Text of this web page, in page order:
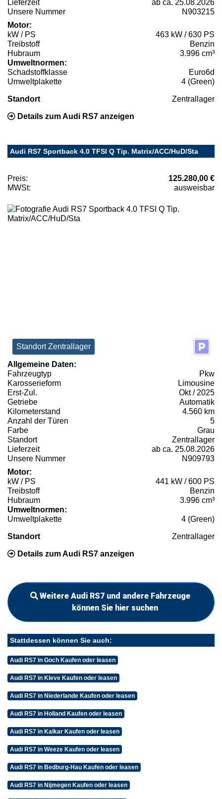
Lieferzeit
ab ca. 25.08.2026
Unsere Nummer
N903215
Motor:
kW / PS
463 kW / 630 PS
Treibstoff
Benzin
Hubraum
3.996 cm³
Umweltnormen:
Schadstoffklasse
Euro6d
Umweltplakette
4 (Green)
Standort Zentrallager
Details zum Audi RS7 anzeigen
Audi RS7 Sportback 4.0 TFSI Q Tip. Matrix/ACC/HuD/Sta
Preis:
125.280,00 €
MWSt:
ausweisbar
Standort Zentrallager
Allgemeine Daten:
Fahrzeugtyp
Pkw
Karosserieform
Limousine
Erst-Zul.
Okt / 2025
Getriebe
Automatik
Kilometerstand
4.560 km
Anzahl der Türen
5
Farbe
Grau
Standort
Zentrallager
Lieferzeit
ab ca. 25.08.2026
Unsere Nummer
N909793
Motor:
kW / PS
441 kW / 600 PS
Treibstoff
Benzin
Hubraum
3.996 cm³
Umweltnormen:
Umweltplakette
4 (Green)
Standort Zentrallager
Details zum Audi RS7 anzeigen
Weitere Audi RS7 und andere Fahrzeuge
können Sie hier suchen
Stattdessen können Sie auch:
Audi RS7 in Goch Kaufen oder leasen
Audi RS7 in Kleve Kaufen oder leasen
Audi RS7 in Niederlande Kaufen oder leasen
Audi RS7 in Holland Kaufen oder leasen
Audi RS7 in Kalkar Kaufen oder leasen
Audi RS7 in Weeze Kaufen oder leasen
Audi RS7 in Bedburg-Hau Kaufen oder leasen
Audi RS7 in Nijmegen Kaufen oder leasen